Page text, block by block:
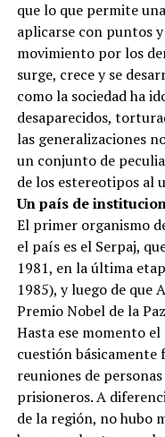
que lo que permite
aplicarse con puntos
movimiento por los
surge, crece y se
como la sociedad ha
desaparecidos,
las generalizaciones
un conjunto de
de los estereotipos al
Un país de
El primer organismo
el país es el Serpaj,
1981, en la última
1985), y luego de que
Premio Nobel de la
Hasta ese momento
cuestión básicamente
reuniones de
prisioneros. A
de la región, no hubo